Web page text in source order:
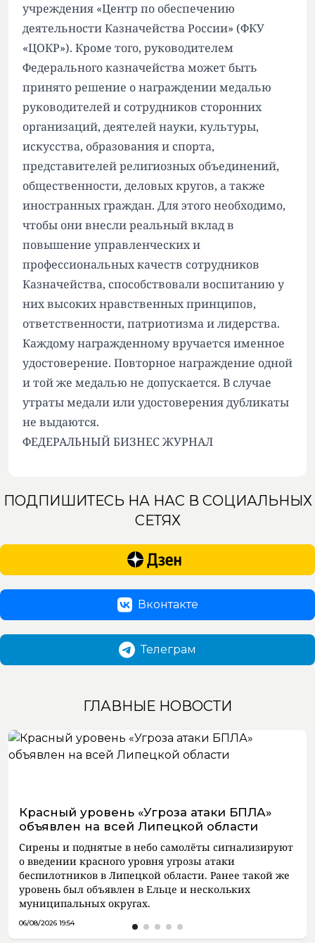
учреждения «Центр по обеспечению
деятельности Казначейства России» (ФКУ
«ЦОКР»). Кроме того, руководителем
Федерального казначейства может быть
принято решение о награждении медалью
руководителей и сотрудников сторонних
организаций, деятелей науки, культуры,
искусства, образования и спорта,
представителей религиозных объединений,
общественности, деловых кругов, а также
иностранных граждан. Для этого необходимо,
чтобы они внесли реальный вклад в
повышение управленческих и
профессиональных качеств сотрудников
Казначейства, способствовали воспитанию у
них высоких нравственных принципов,
ответственности, патриотизма и лидерства.
Каждому награжденному вручается именное
удостоверение. Повторное награждение одной
и той же медалью не допускается. В случае
утраты медали или удостоверения дубликаты
не выдаются.
ФЕДЕРАЛЬНЫЙ БИЗНЕС ЖУРНАЛ
ПОДПИШИТЕСЬ НА НАС В СОЦИАЛЬНЫХ
СЕТЯХ
Вконтакте
Телеграм
ГЛАВНЫЕ НОВОСТИ
Красный уровень «Угроза атаки БПЛА»
объявлен на всей Липецкой области
Сирены и поднятые в небо самолёты сигнализируют
о введении красного уровня угрозы атаки
беспилотников в Липецкой области. Ранее такой же
уровень был объявлен в Ельце и нескольких
муниципальных округах.
06/08/2026 19:54